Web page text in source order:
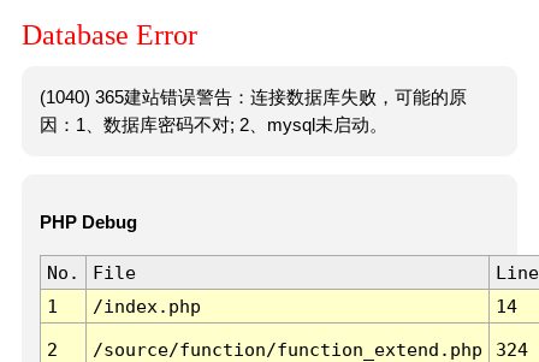
Database Error
(1040) 365建站错误警告：连接数据库失败，可能的原
因：1、数据库密码不对; 2、mysql未启动。
PHP Debug
No. File
Line
1
/index.php 14
2 /source/function/function_extend.php 324